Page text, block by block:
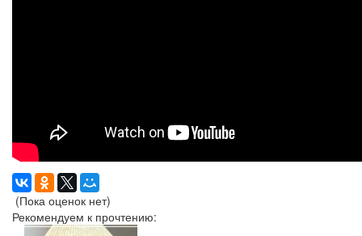
(Пока оценок нет)
Рекомендуем к прочтению: